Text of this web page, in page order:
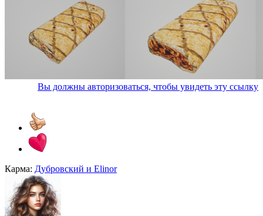
Вы должны авторизоваться, чтобы увидеть эту ссылку
Карма: Дубровский и Elinor